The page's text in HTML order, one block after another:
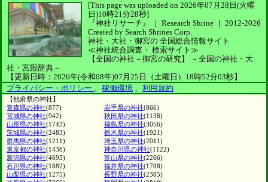
[This page was uploaded on 2026年07月28日(火曜
日)10時21分28秒]
『神社リサーチ』 ｜ Research Shrine ｜ 2012-2026
Created by Search Shrines Corp.
神社・大社・御宮の 全国総合情報サイト
≪神社統合調査・ 検索サイト≫
【全国の神社－御宮の研究】
－全国の神社・大
社・宮殿辞典－
【更新日時：2026年(令和08年)07月25日（土曜日）18時52分03秒】
プライバシー・ポリシー 、 稼働環境 、 利用規約
【他府県の神社】
青森県の神社(877) 岩手県の神社(866)
宮城県の神社(942) 秋田県の神社(1138)
山形県の神社(1743) 福島県の神社(3056)
茨城県の神社(2483) 栃木県の神社(1921)
群馬県の神社(1211) 埼玉県の神社(2011)
東京都の神社(1438) 神奈川県の神社(1122)
新潟県の神社(4695) 富山県の神社(2266)
石川県の神社(1882) 福井県の神社(1708)
山梨県の神社(1275) 長野県の神社(2385)